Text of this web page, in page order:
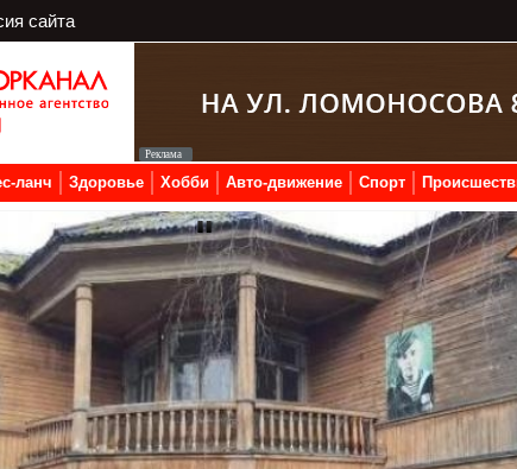
сайта
ланч Здоровье Хобби Авто-движение Спорт